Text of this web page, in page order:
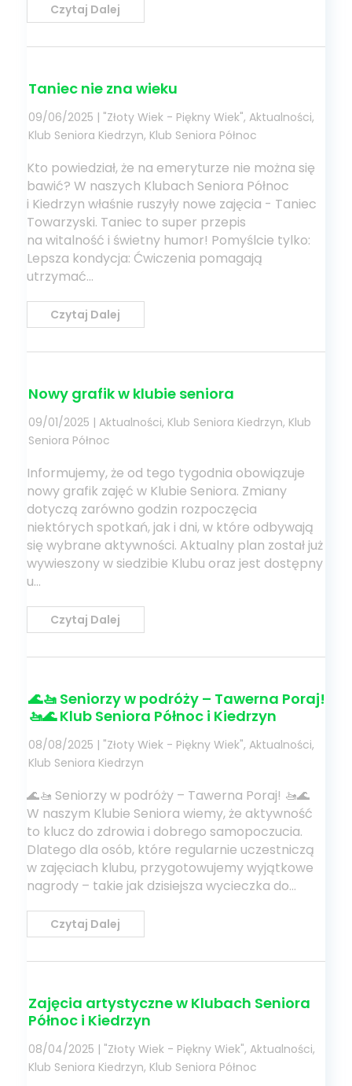
Czytaj Dalej
Taniec nie zna wieku
09/06/2025 | "Złoty Wiek - Piękny Wiek",Aktualności,
Klub Seniora Kiedrzyn, Klub Seniora Północ
Kto powiedział, że na emeryturze nie można się
bawić? W naszych Klubach Seniora Północ
i Kiedrzyn właśnie ruszyły nowe zajęcia - Taniec
Towarzyski. ​Taniec to super przepis
na witalność i świetny humor! Pomyślcie tylko: ​
Lepsza kondycja: Ćwiczenia pomagają
utrzymać...
Czytaj Dalej
Nowy grafik w klubie seniora
09/01/2025 |Aktualności, Klub Seniora Kiedrzyn, Klub
Seniora Północ
Informujemy, że od tego tygodnia obowiązuje
nowy grafik zajęć w Klubie Seniora. Zmiany
dotyczą zarówno godzin rozpoczęcia
niektórych spotkań, jak i dni, w które odbywają
się wybrane aktywności. Aktualny plan został już
wywieszony w siedzibie Klubu oraz jest dostępny
u...
Czytaj Dalej
🌊🚤 Seniorzy w podróży – Tawerna Poraj!
🚤🌊 Klub Seniora Północ i Kiedrzyn
08/08/2025 | "Złoty Wiek - Piękny Wiek",Aktualności,
Klub Seniora Kiedrzyn
🌊🚤 Seniorzy w podróży – Tawerna Poraj! 🚤🌊
W naszym Klubie Seniora wiemy, że aktywność
to klucz do zdrowia i dobrego samopoczucia.
Dlatego dla osób, które regularnie uczestniczą
w zajęciach klubu, przygotowujemy wyjątkowe
nagrody – takie jak dzisiejsza wycieczka do...
Czytaj Dalej
Zajęcia artystyczne w Klubach Seniora
Północ i Kiedrzyn
08/04/2025 | "Złoty Wiek - Piękny Wiek",Aktualności,
Klub Seniora Kiedrzyn, Klub Seniora Północ